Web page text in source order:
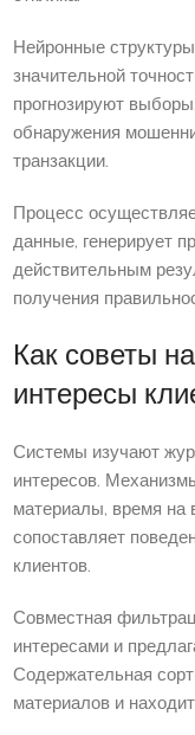
Нейронные
значительной
прогнозируют
обнаружения
транзакции.
Процесс
данные, генерирует
действительным
получения
Как советы
интересы
Системы изучают
интересов.
материалы, время на
сопоставляет
клиентов.
Совместная
интересами и
Содержательная
материалов и